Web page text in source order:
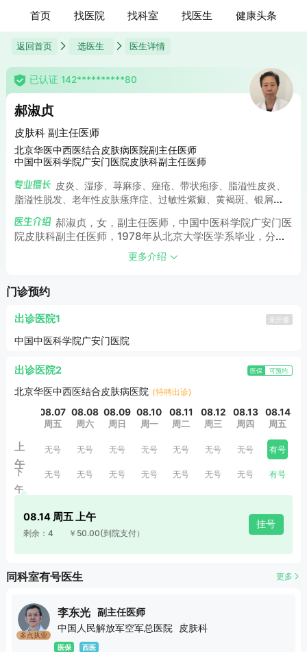
首页 找医院 找科室 找医生 健康头条
返回首页 选医生 医生详情
已认证 142**********80
郝淑贞
皮肤科 副主任医师
北京华医中西医结合皮肤病医院副主任医师
中国中医科学院广安门医院皮肤科副主任医师
皮炎、湿疹、荨麻疹、痤疮、带状疱疹、脂溢性皮炎、
脂溢性脱发、老年性皮肤瘙痒症、过敏性紫癜、黄褐斑、银屑
郝淑贞，女，副主任医师，中国中医科学院广安门医
院皮肤科副主任医师，1978年从北京大学医学系毕业，分配
到中国中医研究院广安门医院皮肤科工作，先后多次参加中华
医学会组织的皮肤病基础学习班。88年至90年参加了卫生部
床医学，为今后从事医疗和科研打下了良好的基础。40年来
病。曾在2006、2007年门诊量为全院前10名，获得医院的
更多介绍
门诊预约
出诊医院1 未开通
中国中医科学院广安门医院
出诊医院2 医保 可预约
北京华医中西医结合皮肤病医院 (特聘出诊)
上
午
下
午
08.07
周五
无号
无号
08.08
周六
无号
无号
08.09
周日
无号
无号
08.10
周一
无号
无号
08.11
周二
无号
无号
08.12
周三
无号
无号
08.13
周四
无号
无号
08.14
周五
有号
有号
08.14 周五 上午
剩余：4 ￥50.00(到院支付）
挂号
同科室有号医生 更多
多点执业
李东光
副主任医师
中国人民解放军空军总医院
皮肤科
医保 西医